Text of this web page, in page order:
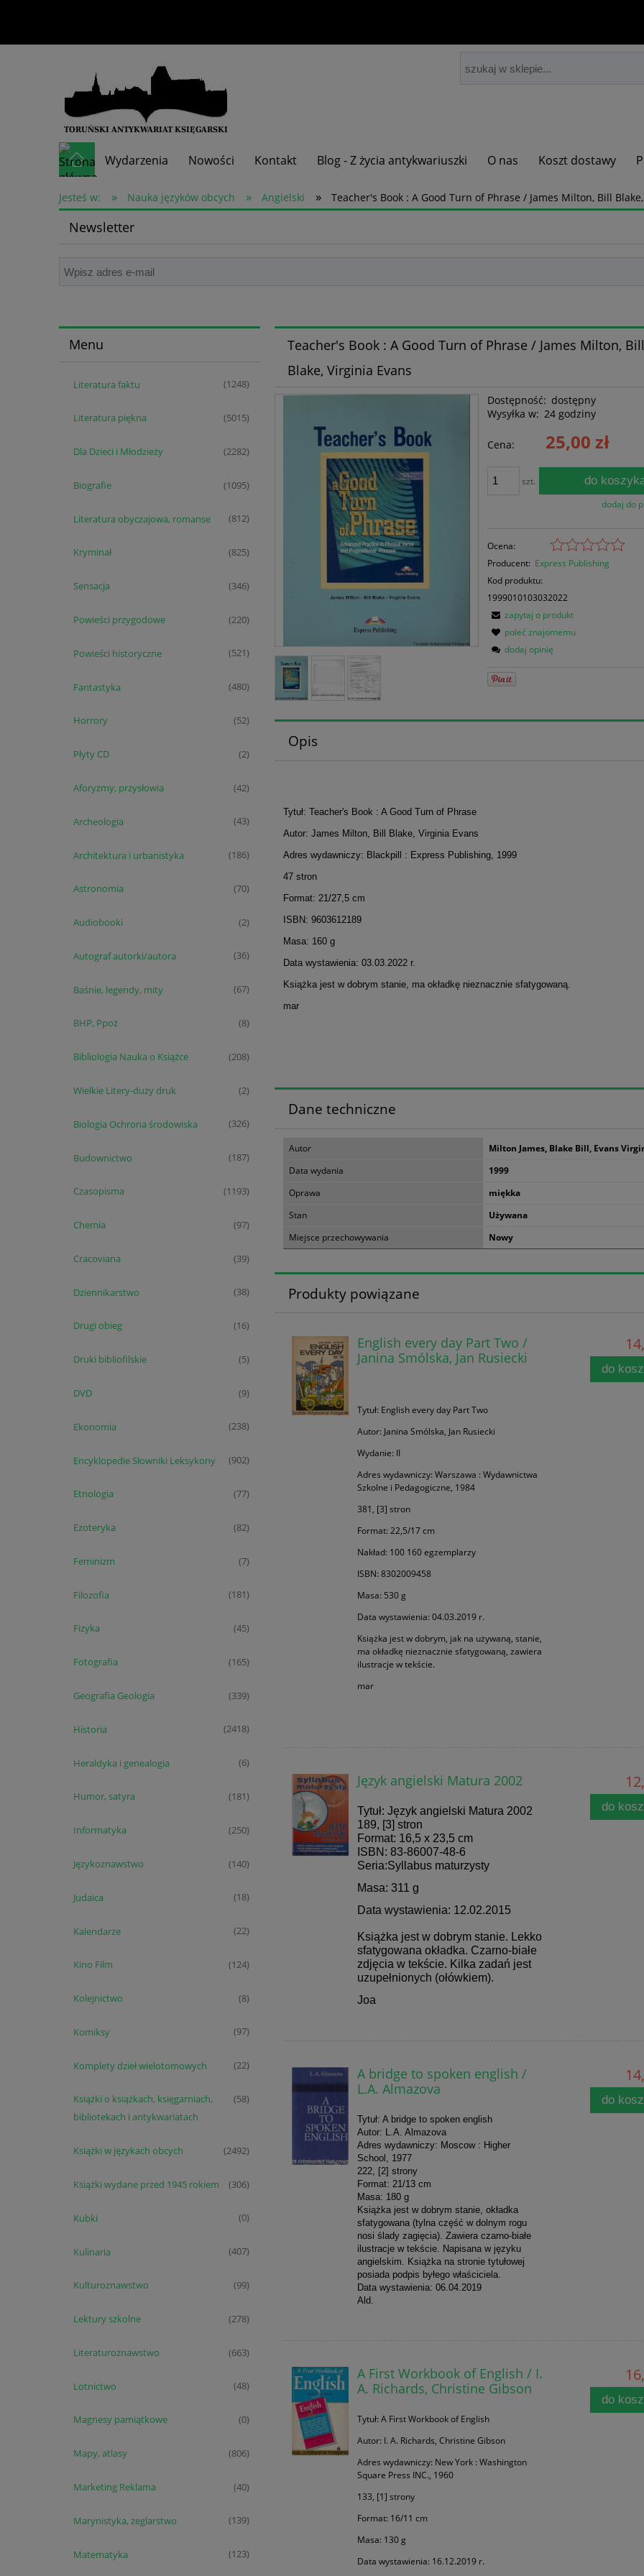
Wydarzenia Nowości Kontakt Blog - Z życia antykwariuszki O nas Koszt dostawy
Skup książek
Jesteś w: » Nauka języków obcych » Angielski » Teacher's Book : A Good Turn of Phrase / James Milton, Bill
Newsletter
Menu
Literatura faktu (1248)
Literatura piękna (5015)
Dla Dzieci i Młodzieży (2282)
Biografie (1095)
Literatura obyczajowa, romanse (812)
Kryminał (825)
Sensacja (346)
Powieści przygodowe (220)
Powieści historyczne (521)
Fantastyka (480)
Horrory (52)
Płyty CD (2)
Aforyzmy, przysłowia (42)
Archeologia (43)
Architektura i urbanistyka (186)
Astronomia (70)
Audiobooki (2)
Autograf autorki/autora (36)
Baśnie, legendy, mity (67)
BHP, Ppoż (8)
Bibliologia Nauka o Książce (208)
Wielkie Litery-duży druk (2)
Biologia Ochrona środowiska (326)
Budownictwo (187)
Czasopisma (1193)
Chemia (97)
Cracoviana (39)
Dziennikarstwo (38)
Drugi obieg (16)
Druki bibliofilskie (5)
DVD (9)
Ekonomia (238)
Encyklopedie Słowniki Leksykony (902)
Etnologia (77)
Ezoteryka (82)
Feminizm (7)
Filozofia (181)
Fizyka (45)
Fotografia (165)
Geografia Geologia (339)
Historia (2418)
Heraldyka i genealogia (6)
Humor, satyra (181)
Informatyka (250)
Językoznawstwo (140)
Judaica (18)
Kalendarze (22)
Kino Film (124)
Kolejnictwo (8)
Komiksy (97)
Komplety dzieł wielotomowych (22)
Książki o książkach, księgarniach,
bibliotekach i antykwariatach
(58)
Książki w językach obcych (2492)
Książki wydane przed 1945 rokiem (306)
Kubki (0)
Kulinaria (407)
Kulturoznawstwo (99)
Lektury szkolne (278)
Literaturoznawstwo (663)
Lotnictwo (48)
Magnesy pamiątkowe (0)
Mapy, atlasy (806)
Marketing Reklama (40)
Marynistyka, żeglarstwo (139)
Matematyka (123)
Teacher's Book : A Good Turn of Phrase / James Milton, Bill
Blake, Virginia Evans
Dostępność: dostępny
Wysyłka w: 24 godziny
Cena: 25,00 zł
szt. do
dodaj do
Ocena:
Producent: Express Publishing
Kod produktu:
1999010103032022
zapytaj o produkt
poleć znajomemu
dodaj opinię
Opis
Tytuł: Teacher's Book : A Good Turn of Phrase
Autor: James Milton, Bill Blake, Virginia Evans
Adres wydawniczy: Blackpill : Express Publishing, 1999
47 stron
Format: 21/27,5 cm
ISBN: 9603612189
Masa: 160 g
Data wystawienia: 03.03.2022 r.
Książka jest w dobrym stanie, ma okładkę nieznacznie sfatygowaną.
mar
Dane techniczne
Autor
Milton James, Blake Bill, Evans
Data wydania
1999
Oprawa
miękka
Stan
Używana
Miejsce przechowywania
Nowy
Produkty powiązane
English every day Part Two /
Janina Smólska, Jan Rusiecki
Tytuł: English every day Part Two
Autor: Janina Smólska, Jan Rusiecki
Wydanie: II
Adres wydawniczy: Warszawa : Wydawnictwa
Szkolne i Pedagogiczne, 1984
381, [3] stron
Format: 22,5/17 cm
Nakład: 100 160 egzemplarzy
ISBN: 8302009458
Masa: 530 g
Data wystawienia: 04.03.2019 r.
Książka jest w dobrym, jak na używaną, stanie,
ma okładkę nieznacznie sfatygowaną, zawiera
ilustracje w tekście.
mar
do
Język angielski Matura 2002
Tytuł: Język angielski Matura 2002
189, [3] stron
Format: 16,5 x 23,5 cm
ISBN: 83-86007-48-6
Seria:Syllabus maturzysty
Masa: 311 g
Data wystawienia: 12.02.2015
Książka jest w dobrym stanie. Lekko
sfatygowana okładka. Czarno-białe
zdjęcia w tekście. Kilka zadań jest
uzupełnionych (ołówkiem).
Joa
do
A bridge to spoken english /
L.A. Almazova
Tytuł: A bridge to spoken english
Autor: L.A. Almazova
Adres wydawniczy: Moscow : Higher
School, 1977
222, [2] strony
Format: 21/13 cm
Masa: 180 g
Książka jest w dobrym stanie, okładka
sfatygowana (tylna część w dolnym rogu
nosi ślady zagięcia). Zawiera czarno-białe
ilustracje w tekście. Napisana w języku
angielskim. Książka na stronie tytułowej
posiada podpis byłego właściciela.
Data wystawienia: 06.04.2019
Ald.
do
A First Workbook of English / I.
A. Richards, Christine Gibson
Tytuł: A First Workbook of English
Autor: I. A. Richards, Christine Gibson
Adres wydawniczy: New York : Washington
Square Press INC., 1960
133, [1] strony
Format: 16/11 cm
Masa: 130 g
Data wystawienia: 16.12.2019 r.
do